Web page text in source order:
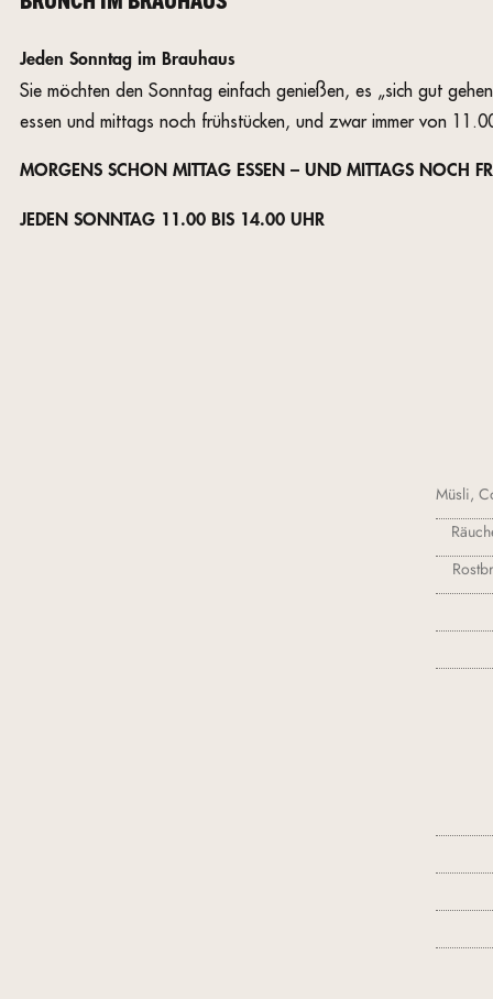
Jeden Sonntag im Brauhaus
Sie möchten den Sonntag einfach genießen, es „sich gut
essen und mittags noch frühstücken, und zwar immer von
MORGENS SCHON MITTAG ESSEN – UND MITTAGS NOCH
JEDEN SONNTAG 11.00 BIS 14.00 UHR